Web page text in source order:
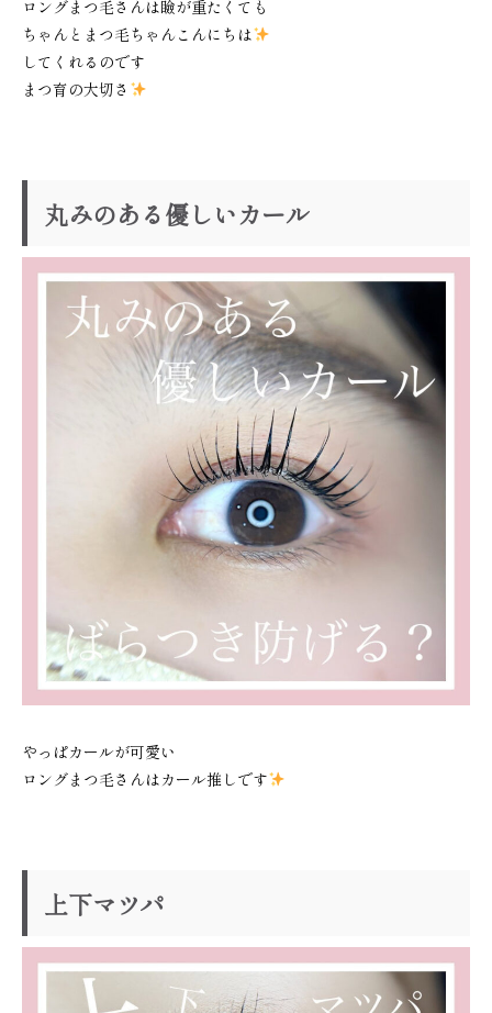
ロングまつ毛さんは瞼が重たくても
ちゃんとまつ毛ちゃんこんにちは
してくれるのです
まつ育の大切さ
丸みのある優しいカール
やっぱカールが可愛い
ロングまつ毛さんはカール推しです
上下マツパ